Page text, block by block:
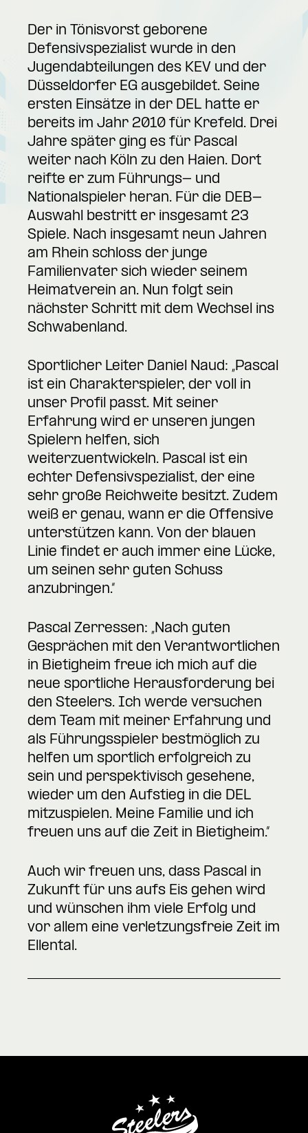
Der in Tönisvorst geborene
Defensivspezialist wurde in den
Jugendabteilungen des KEV und der
Düsseldorfer EG ausgebildet. Seine
ersten Einsätze in der DEL hatte er
bereits im Jahr 2010 für Krefeld. Drei
Jahre später ging es für Pascal
weiter nach Köln zu den Haien. Dort
reifte er zum Führungs- und
Nationalspieler heran. Für die DEB-
Auswahl bestritt er insgesamt 23
Spiele. Nach insgesamt neun Jahren
am Rhein schloss der junge
Familienvater sich wieder seinem
Heimatverein an. Nun folgt sein
nächster Schritt mit dem Wechsel ins
Schwabenland.
Sportlicher Leiter Daniel Naud: „Pascal
ist ein Charakterspieler, der voll in
unser Profil passt. Mit seiner
Erfahrung wird er unseren jungen
Spielern helfen, sich
weiterzuentwickeln. Pascal ist ein
echter Defensivspezialist, der eine
sehr große Reichweite besitzt. Zudem
weiß er genau, wann er die Offensive
unterstützen kann. Von der blauen
Linie findet er auch immer eine Lücke,
um seinen sehr guten Schuss
anzubringen.“
Pascal Zerressen: „Nach guten
Gesprächen mit den Verantwortlichen
in Bietigheim freue ich mich auf die
neue sportliche Herausforderung bei
den Steelers. Ich werde versuchen
dem Team mit meiner Erfahrung und
als Führungsspieler bestmöglich zu
helfen um sportlich erfolgreich zu
sein und perspektivisch gesehene,
wieder um den Aufstieg in die DEL
mitzuspielen. Meine Familie und ich
freuen uns auf die Zeit in Bietigheim.“
Auch wir freuen uns, dass Pascal in
Zukunft für uns aufs Eis gehen wird
und wünschen ihm viele Erfolg und
vor allem eine verletzungsfreie Zeit im
Ellental.